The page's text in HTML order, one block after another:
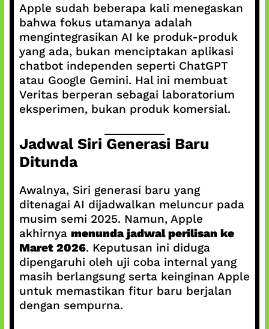
Apple sudah beberapa kali menegaskan
bahwa fokus utamanya adalah
mengintegrasikan AI ke produk-produk
yang ada, bukan menciptakan aplikasi
chatbot independen seperti ChatGPT
atau Google Gemini. Hal ini membuat
Veritas berperan sebagai laboratorium
eksperimen, bukan produk komersial.
Jadwal Siri Generasi Baru
Ditunda
Awalnya, Siri generasi baru yang
ditenagai AI dijadwalkan meluncur pada
musim semi 2025. Namun, Apple
akhirnya menunda jadwal perilisan ke
Maret 2026. Keputusan ini diduga
dipengaruhi oleh uji coba internal yang
masih berlangsung serta keinginan Apple
untuk memastikan fitur baru berjalan
dengan sempurna.